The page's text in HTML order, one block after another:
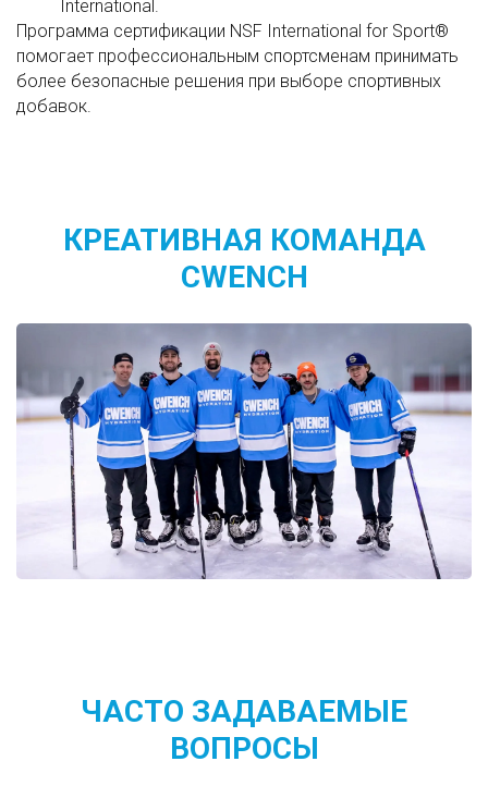
International.
Программа сертификации NSF International for Sport®
помогает профессиональным спортсменам принимать
более безопасные решения при выборе спортивных
добавок.
КРЕАТИВНАЯ КОМАНДА
CWENCH
ЧАСТО ЗАДАВАЕМЫЕ
ВОПРОСЫ